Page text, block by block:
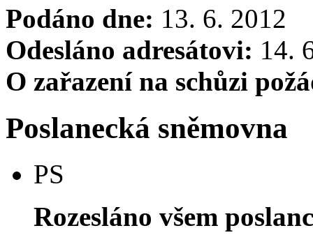
Podáno dne: 13. 6. 2012
Odesláno adresátovi: 14.
O zařazení na schůzi
Poslanecká sněmovna
PS
Rozesláno všem